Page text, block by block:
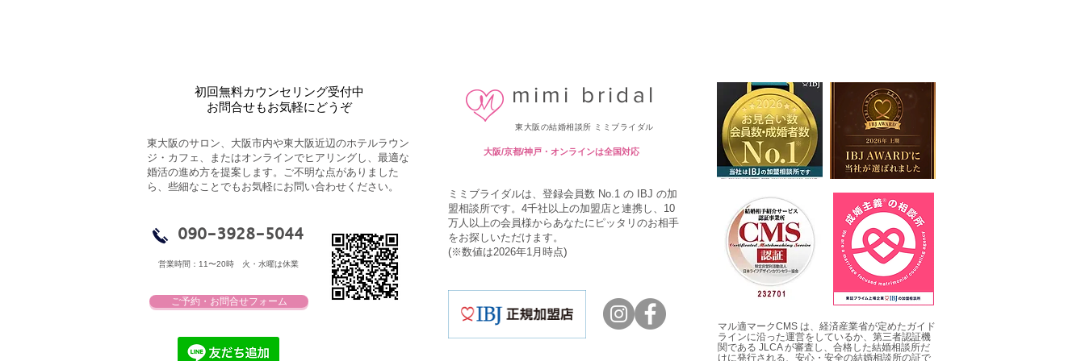
初回無料カウンセリング受付中
お問合せもお気軽にどうぞ
東大阪のサロン、大阪市内や東大阪近辺のホテルラウン
ジ・カフェ、またはオンラインでヒアリングし、最適な
婚活の進め方を提案します。ご不明な点がありました
ら、些細なことでもお気軽にお問い合わせください。
090-3928-5044
営業時間：11〜20時​ 火・水曜は休業
ご予約・お問合せフォーム
mimi bridal
東大阪の結婚相談所 ミミブライダル
大阪/京都/神戸・オンラインは全国対応
ミミブライダルは、登録会員数 No.1 の IBJ の加
盟相談所です。4千社以上の加盟店と連携し、10
万人以上の会員様からあなたにピッタリのお相手
をお探しいただけます。
(※数値は2026年1月時点)
マル適マークCMS は、経済産業省が定めたガイド
ラインに沿った運営をしているか、第三者認証機
関である JLCA が審査し、合格した結婚相談所だ
けに発行される、安心・安全の結婚相談所の証で